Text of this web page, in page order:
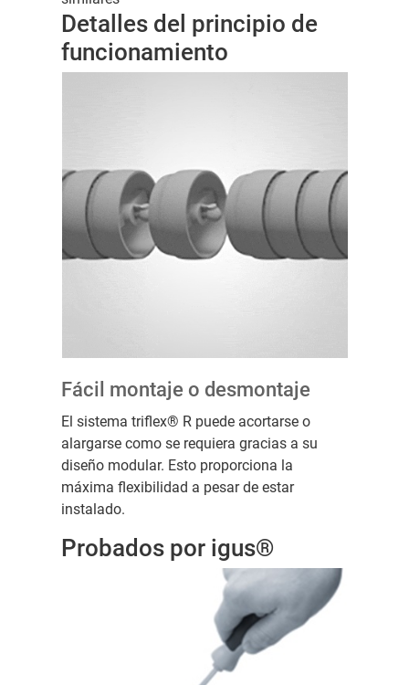
Detalles del principio de
funcionamiento
Fácil montaje o desmontaje
El sistema triflex® R puede acortarse o
alargarse como se requiera gracias a su
diseño modular. Esto proporciona la
máxima flexibilidad a pesar de estar
instalado.
Probados por igus®